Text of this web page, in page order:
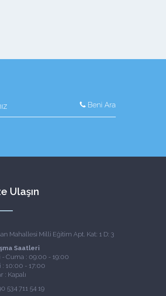
Beni Ara
Ulaşın
Mahallesi Milli Eğitim Apt. Kat: 1 D: 3
Saatleri
- Cuma : 09:00 - 19:00
: 10:00 - 17:00
: Kapalı
534 711 54 19